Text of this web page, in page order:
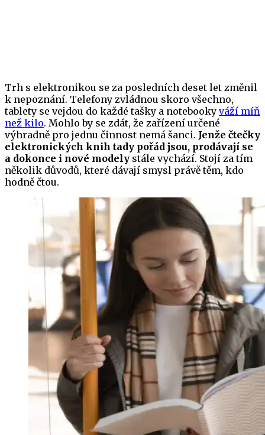
Trh s elektronikou se za posledních deset let změnil
k nepoznání. Telefony zvládnou skoro všechno,
tablety se vejdou do každé tašky a notebooky váží míň
než kilo. Mohlo by se zdát, že zařízení určené
výhradně pro jednu činnost nemá šanci. Jenže čtečky
elektronických knih tady pořád jsou, prodávají se
a dokonce i nové modely stále vychází. Stojí za tím
několik důvodů, které dávají smysl právě těm, kdo
hodně čtou.